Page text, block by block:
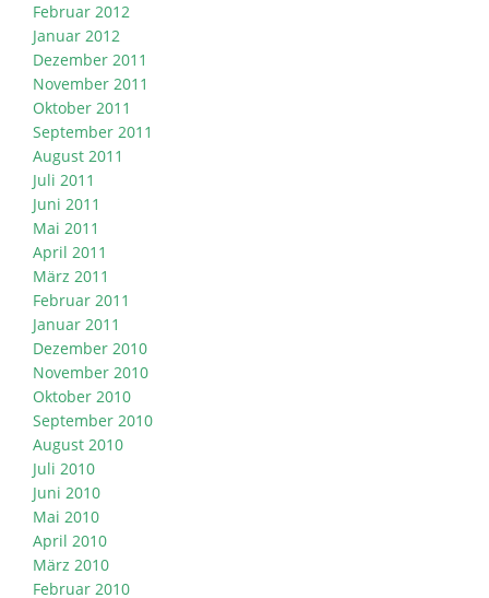
Februar 2012
Januar 2012
Dezember 2011
November 2011
Oktober 2011
September 2011
August 2011
Juli 2011
Juni 2011
Mai 2011
April 2011
März 2011
Februar 2011
Januar 2011
Dezember 2010
November 2010
Oktober 2010
September 2010
August 2010
Juli 2010
Juni 2010
Mai 2010
April 2010
März 2010
Februar 2010